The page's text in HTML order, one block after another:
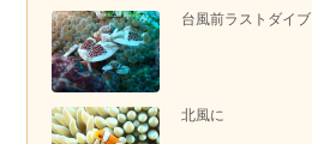
台風前ラストダイブ
北風に